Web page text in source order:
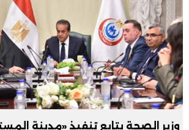
وزير الصحة يتابع تنفيذ «مدينة